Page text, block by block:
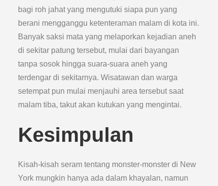
bagi roh jahat yang mengutuki siapa pun yang
berani mengganggu ketenteraman malam di kota ini.
Banyak saksi mata yang melaporkan kejadian aneh
di sekitar patung tersebut, mulai dari bayangan
tanpa sosok hingga suara-suara aneh yang
terdengar di sekitarnya. Wisatawan dan warga
setempat pun mulai menjauhi area tersebut saat
malam tiba, takut akan kutukan yang mengintai.
Kesimpulan
Kisah-kisah seram tentang monster-monster di New
York mungkin hanya ada dalam khayalan, namun